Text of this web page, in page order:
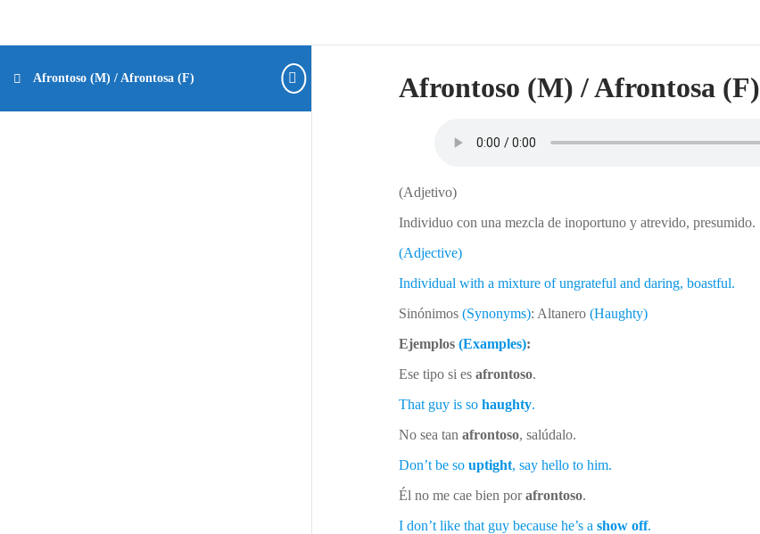
Afrontoso (M) / Afrontosa (F) Afrontoso (M) / Afrontosa (F)
(Adjetivo)
Individuo con una mezcla de inoportuno y atrevido, presumido.
(Adjective)
Individual with a mixture of ungrateful and daring, boastful.
Sinónimos (Synonyms): Altanero (Haughty)
Ejemplos (Examples):
Ese tipo si es afrontoso.
That guy is so haughty.
No sea tan afrontoso, salúdalo.
Don’t be so uptight, say hello to him.
Él no me cae bien porafrontoso.
I don’t like that guy because he’s a show off.